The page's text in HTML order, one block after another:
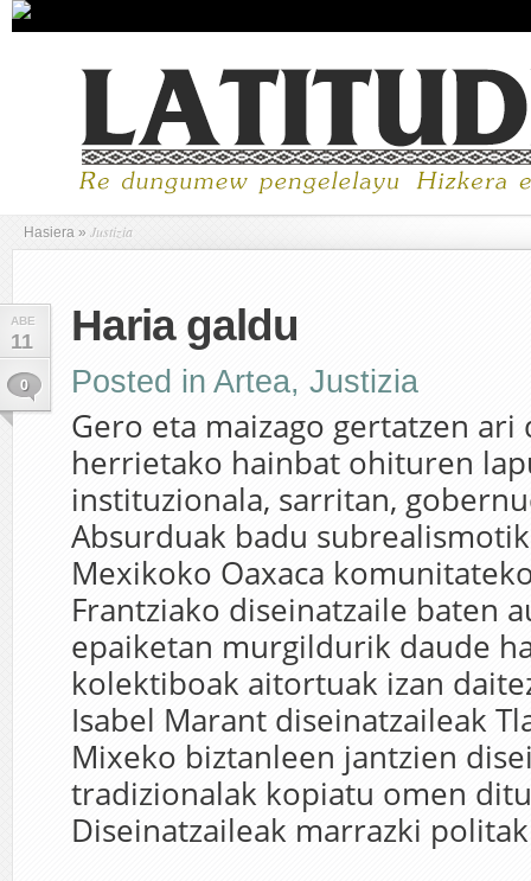
Hasiera » Justizia
ABE
11
0
Haria galdu
Posted in Artea, Justizia
Gero eta maizago gertatzen
herrietako hainbat ohituren
instituzionala, sarritan,
Absurduak badu
Mexikoko Oaxaca
Frantziako diseinatzaile baten
epaiketan murgildurik daude
kolektiboak aitortuak izan
Isabel Marant diseinatzaileak
Mixeko biztanleen jantzien
tradizionalak kopiatu omen
Diseinatzaileak marrazki